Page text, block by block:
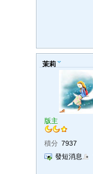
茉莉
版主
積分 7937
發短消息